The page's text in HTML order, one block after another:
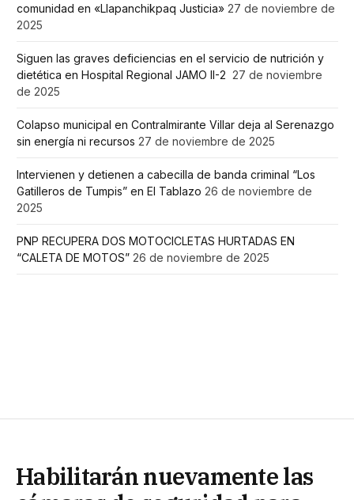
comunidad en «Llapanchikpaq Justicia» 27 de noviembre de
2025
Siguen las graves deficiencias en el servicio de nutrición y
dietética en Hospital Regional JAMO II-2 27 de noviembre
de 2025
Colapso municipal en Contralmirante Villar deja al Serenazgo
sin energía ni recursos 27 de noviembre de 2025
Intervienen y detienen a cabecilla de banda criminal “Los
Gatilleros de Tumpis” en El Tablazo 26 de noviembre de
2025
PNP RECUPERA DOS MOTOCICLETAS HURTADAS EN
“CALETA DE MOTOS” 26 de noviembre de 2025
Habilitarán nuevamente las